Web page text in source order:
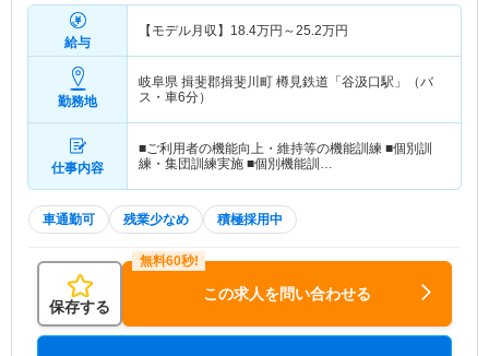
給与
【モデル月収】 18.4万円～25.2万円
勤務地
岐阜県 揖斐郡揖斐川町 樽見鉄道「谷汲口駅」（バ
ス・車6分）
仕事内容
■ご利用者の機能向上・維持等の機能訓練 ■個別訓
練・集団訓練実施 ■個別機能訓…
車通勤可 残業少なめ 積極採用中
保存する
この求人を問い合わせる